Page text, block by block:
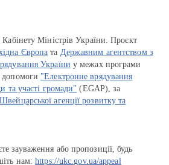
Кабінету Міністрів України. Проєкт
Європа та Державним агентством з
України у межах програми
допомоги "Електронне врядування
та участі громади" (EGAP), за
Швейцарської агенції розвитку та
зауваження або пропозиції, будь
нам:https://ukc.gov.ua/appeal